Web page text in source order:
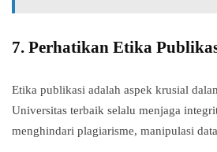
7. Perhatikan Etika
Etika publikasi adalah aspek krusial
Universitas terbaik selalu menjaga
menghindari plagiarisme, manipulasi